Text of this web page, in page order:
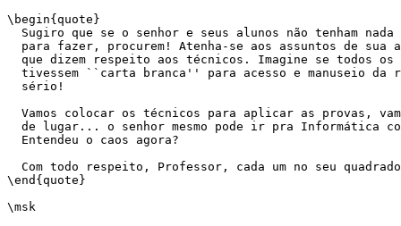
\begin{quote}
Sugiro que se o senhor e seus alunos não tenham nada
para fazer, procurem! Atenha-se aos assuntos de sua
que dizem respeito aos técnicos. Imagine se todos os
tivessem ``carta branca'' para acesso e manuseio da
  sério!
Vamos colocar os técnicos para aplicar as provas,
de lugar... o senhor mesmo pode ir pra Informática
  Entendeu o caos agora?
Com todo respeito, Professor, cada um no seu
\end{quote}
\msk